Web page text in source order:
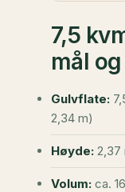
7,5
mål
Gulvflate:
2,34 m)
Høyde: 2,37
Volum: ca.